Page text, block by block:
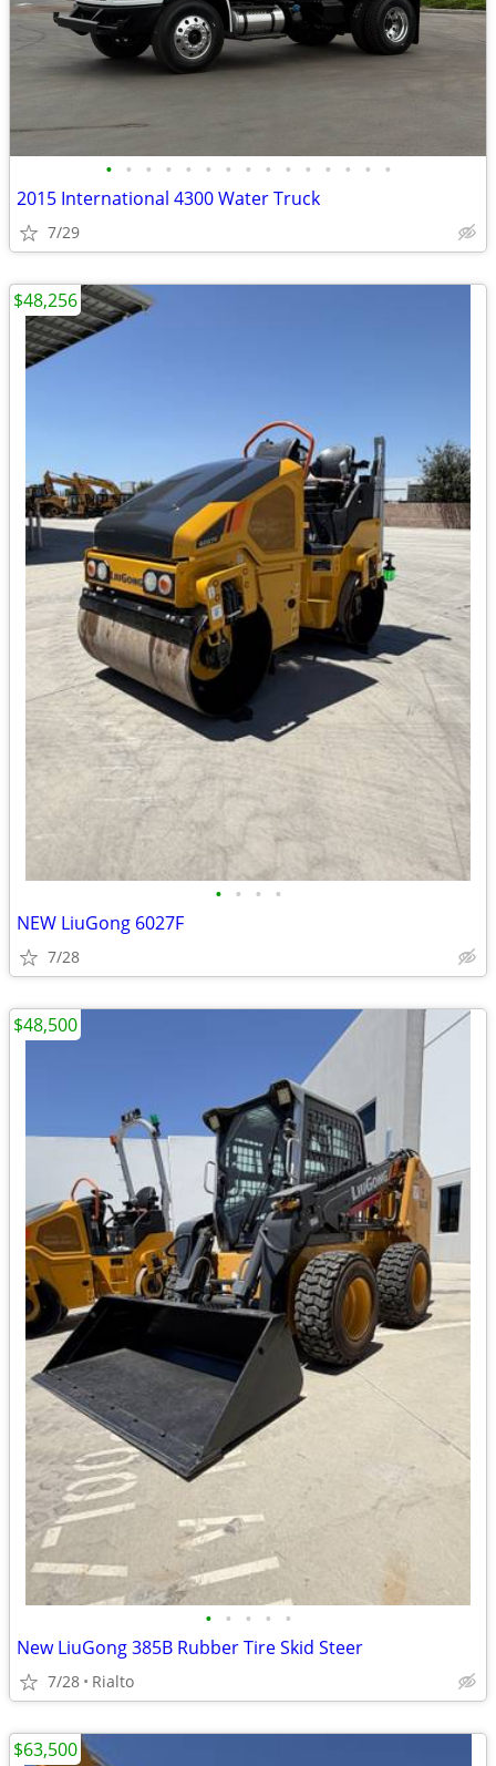
• • • • • • • • • • • • • • •
2015 International 4300 Water Truck
7/29
• • • •
NEW LiuGong 6027F
7/28
$48,256
• • • • •
New LiuGong 385B Rubber Tire Skid Steer
7/28 Rialto
$48,500
$63,500